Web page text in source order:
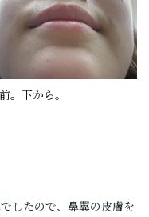
。下から。
でしたので、鼻翼の皮膚を